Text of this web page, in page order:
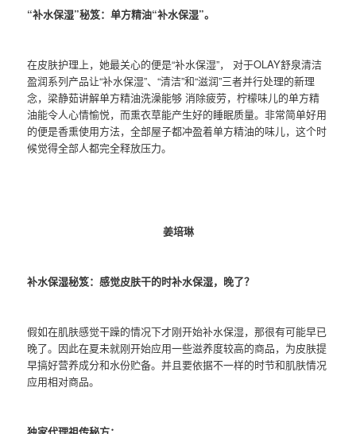
“补水保湿”秘笈：单方精油“补水保湿”。
在皮肤护理上，她最关心的便是“补水保湿”， 对于OLAY舒泉清洁
盈润系列产品让“补水保湿”、“清洁”和“滋润”三者并行处理的新理
念，梁静茹讲解单方精油洗澡能够 消除疲劳，柠檬味儿的单方精
油能令人心情愉悦，而熏衣草能产生好的睡眠质量。非常简单好用
的便是香熏使用方法，全部屋子都冲盈着单方精油的味儿，这个时
候觉得全部人都完全释放压力。
姜培琳
补水保湿秘笈：感觉皮肤干的时补水保湿，晚了？
假如在肌肤感觉干躁的情况下才刚开始补水保湿，那很有可能早已
晚了。因此在夏未就刚开始应用一些滋养度较高的商品，为皮肤提
早搞好营养成分和水份贮备。并且要依据不一样的时节和肌肤情况
应用相对商品。